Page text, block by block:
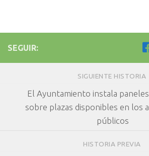
SEGUIR:
SIGUIENTE HISTORIA
El Ayuntamiento instala
sobre plazas disponibles en los
públicos
HISTORIA PREVIA